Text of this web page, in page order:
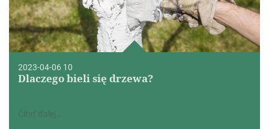
2023-04-06 10
Dlaczego bieli się drzewa?
Čítať ďalej…